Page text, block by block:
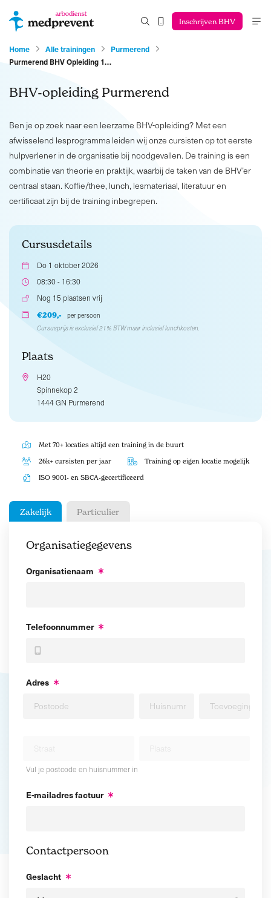
Inschrijven BHV
Home Alle trainingen
Purmerend
Purmerend BHV Opleiding 1…
BHV-opleiding Purmerend
Ben je op zoek naar een leerzame BHV-opleiding? Met een
afwisselend lesprogramma leiden wij onze cursisten op tot eerste
hulpverlener in de organisatie bij noodgevallen. De training is een
combinatie van theorie en praktijk, waarbij de taken van de BHV’er
centraal staan. Koffie/thee, lunch, lesmateriaal, literatuur en
certificaat zijn bij de training inbegrepen.
Cursusdetails
Do 1 oktober 2026
08:30 - 16:30
Nog 15 plaatsen vrij
€209,-
per persoon
Cursusprijs is exclusief 21% BTW maar inclusief lunchkosten.
Plaats
H20
Spinnekop 2
1444 GN Purmerend
Met 70+ locaties altijd een training in de buurt
26k+ cursisten per jaar Training op eigen locatie mogelijk
ISO 9001- en SBCA-gecertificeerd
Zakelijk Particulier
Organisatiegegevens
Organisatienaam
Telefoonnummer
Adres
Vul je postcode en huisnummer in
E-mailadres factuur
Contactpersoon
Geslacht